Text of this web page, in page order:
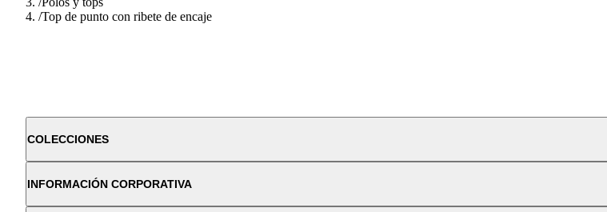
/Top de punto con ribete de encaje
COLECCIONES
INFORMACIÓN CORPORATIVA